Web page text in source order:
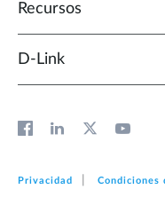
Recursos
D‑Link
Privacidad Condiciones